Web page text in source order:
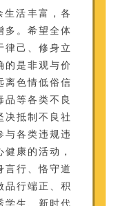
生活丰富，各
多。希望全体
律己、修身立
的是非观与价
离色情低俗信
品等各类不良
决抵制不良社
与各类违规违
健康的活动，
言行、恪守道
品行端正、积
学生、新时代